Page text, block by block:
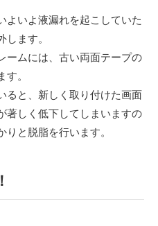
よいよ液漏れを起こしていた
ます。
ームには、古い両面テープの
。
ると、新しく取り付けた画面
著しく低下してしまいますの
と脱脂を行います。